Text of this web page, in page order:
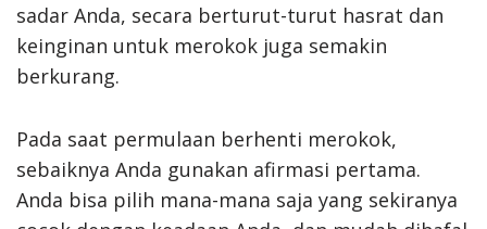
sadar Anda, secara berturut-turut hasrat dan
keinginan untuk merokok juga semakin
berkurang.
Pada saat permulaan berhenti merokok,
sebaiknya Anda gunakan afirmasi pertama.
Anda bisa pilih mana-mana saja yang sekiranya